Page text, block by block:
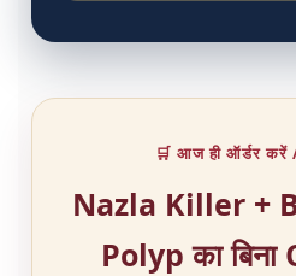
🛒 आज ही ऑर्डर करें /
Nazla Killer +
Polyp का